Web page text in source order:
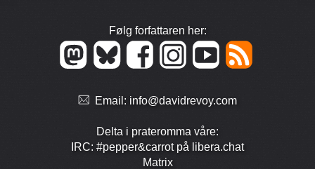
Følg forfattaren her:
Email: info@davidrevoy.com
Delta i prate­romma våre:
IRC: #pepper&carrot på libera.chat
Matrix